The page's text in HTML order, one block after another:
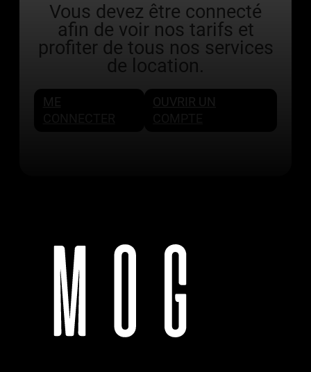
Vous devez être connecté
afin de voir nos tarifs et
profiter de tous nos services
de location.
ME
OUVRIR UN